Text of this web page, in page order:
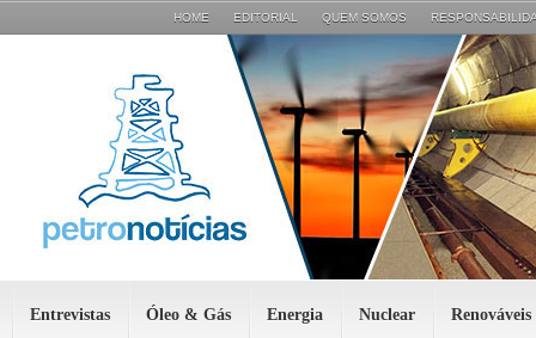
HOME EDITORIAL QUEM SOMOS
Entrevistas Óleo & Gás Energia Nuclear Renováveis